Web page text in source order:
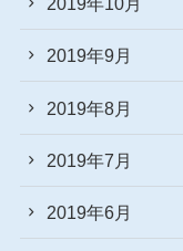
2019年9月
2019年8月
2019年7月
2019年6月